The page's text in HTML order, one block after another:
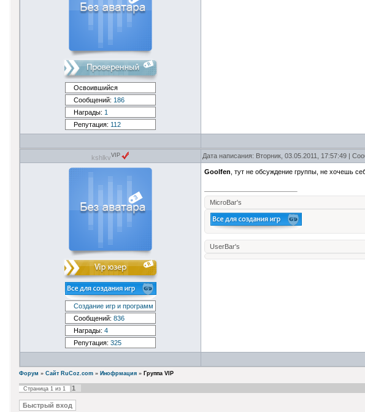
Освоившийся
Сообщений: 186
Награды: 1
Репутация: 112
kshlkvVIP Дата написания: Вторник, 03.05.2011, 17:57:49 |
Создание игр и программ
Сообщений: 836
Награды: 4
Репутация: 325
Goolfen, тут не обсуждение группы, не хочешь
MicroBar's
UserBar's
Форум » Сайт RuCoz.com » Инофрмация » Группа VIP
Страница 1 из 1 1